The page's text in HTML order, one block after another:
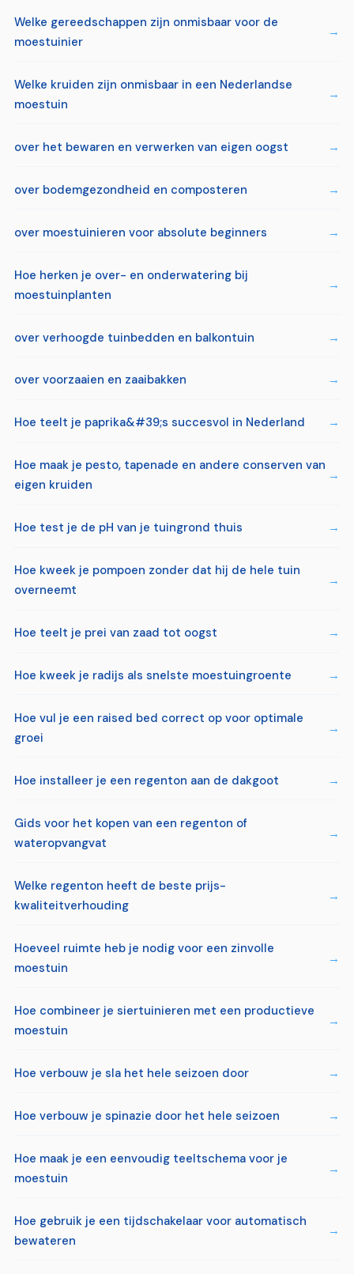
Welke gereedschappen zijn onmisbaar voor de
moestuinier
Welke kruiden zijn onmisbaar in een Nederlandse
moestuin
over het bewaren en verwerken van eigen oogst
over bodemgezondheid en composteren
over moestuinieren voor absolute beginners
Hoe herken je over- en onderwatering bij
moestuinplanten
over verhoogde tuinbedden en balkontuin
over voorzaaien en zaaibakken
Hoe teelt je paprika&#39;s succesvol in Nederland
Hoe maak je pesto, tapenade en andere conserven van
eigen kruiden
Hoe test je de pH van je tuingrond thuis
Hoe kweek je pompoen zonder dat hij de hele tuin
overneemt
Hoe teelt je prei van zaad tot oogst
Hoe kweek je radijs als snelste moestuingroente
Hoe vul je een raised bed correct op voor optimale
groei
Hoe installeer je een regenton aan de dakgoot
Gids voor het kopen van een regenton of
wateropvangvat
Welke regenton heeft de beste prijs-
kwaliteitverhouding
Hoeveel ruimte heb je nodig voor een zinvolle
moestuin
Hoe combineer je siertuinieren met een productieve
moestuin
Hoe verbouw je sla het hele seizoen door
Hoe verbouw je spinazie door het hele seizoen
Hoe maak je een eenvoudig teeltschema voor je
moestuin
Hoe gebruik je een tijdschakelaar voor automatisch
bewateren